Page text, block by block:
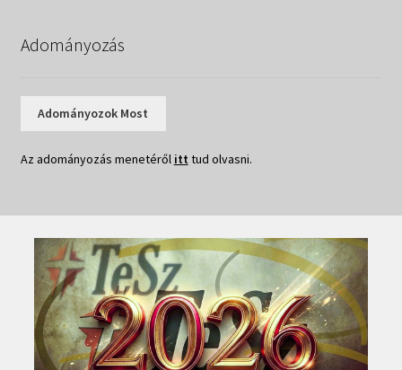
Adományozás
Adományozok Most
Az adományozás menetéről itt tud olvasni.